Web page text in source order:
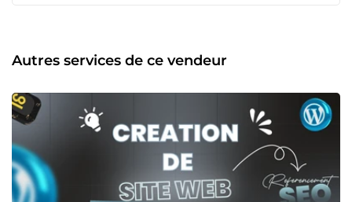
accompagne à chaque étape, de la conception à la mise
en ligne, afin de garantir une expérience fluide et
Une expertise reconnue dans WordPress et les outils web
modernes. ✔ Une approche orientée résultats pour
maximiser votre impact en ligne. ✔ Un engagement
envers la satisfaction client et la transparence. Prêt à
concrétiser votre projet web ? Collaborons ensemble pour
atteindre vos objectifs avec succès !
Autres services de ce vendeur